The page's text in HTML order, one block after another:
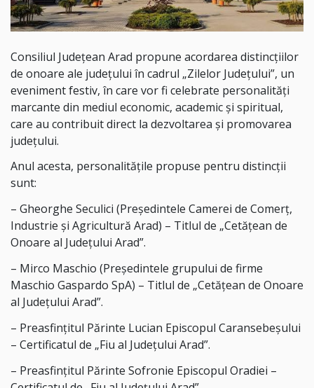
Consiliul Județean Arad propune acordarea distincțiilor
de onoare ale județului în cadrul „Zilelor Județului”, un
eveniment festiv, în care vor fi celebrate personalități
marcante din mediul economic, academic și spiritual,
care au contribuit direct la dezvoltarea și promovarea
județului.
Anul acesta, personalitățile propuse pentru distincții
sunt:
– Gheorghe Seculici (Președintele Camerei de Comerț,
Industrie și Agricultură Arad) – Titlul de „Cetățean de
Onoare al Județului Arad”.
– Mirco Maschio (Președintele grupului de firme
Maschio Gaspardo SpA) – Titlul de „Cetățean de Onoare
al Județului Arad”.
– Preasfințitul Părinte Lucian Episcopul Caransebeșului
– Certificatul de „Fiu al Județului Arad”.
– Preasfințitul Părinte Sofronie Episcopul Oradiei –